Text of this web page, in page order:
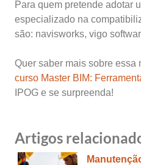
Para quem pretende adotar
especializado na
são: navisworks, vigo
Quer saber mais sobre essa
curso Master BIM:
IPOG e se surpreenda!
Artigos